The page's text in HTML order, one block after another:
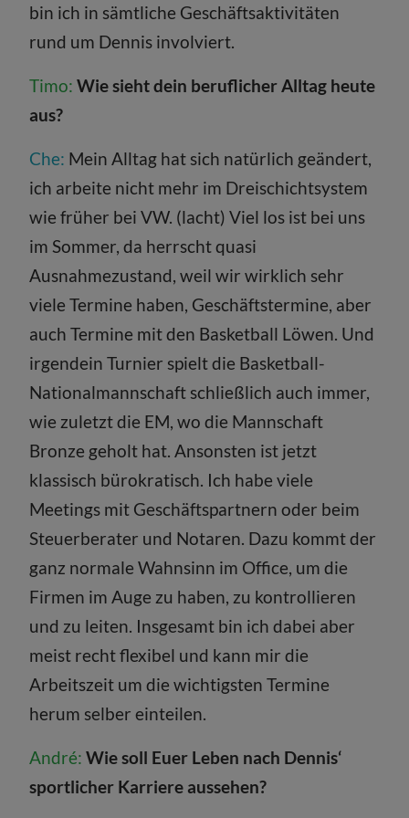
bin ich in sämtliche Geschäftsaktivitäten
rund um Dennis involviert.
Timo:Wie sieht dein beruflicher Alltag heute
aus?
Che: Mein Alltag hat sich natürlich geändert,
ich arbeite nicht mehr im Dreischichtsystem
wie früher bei VW. (lacht) Viel los ist bei uns
im Sommer, da herrscht quasi
Ausnahmezustand, weil wir wirklich sehr
viele Termine haben, Geschäftstermine, aber
auch Termine mit den Basketball Löwen. Und
irgendein Turnier spielt die Basketball-
Nationalmannschaft schließlich auch immer,
wie zuletzt die EM, wo die Mannschaft
Bronze geholt hat. Ansonsten ist jetzt
klassisch bürokratisch. Ich habe viele
Meetings mit Geschäftspartnern oder beim
Steuerberater und Notaren. Dazu kommt der
ganz normale Wahnsinn im Office, um die
Firmen im Auge zu haben, zu kontrollieren
und zu leiten. Insgesamt bin ich dabei aber
meist recht flexibel und kann mir die
Arbeitszeit um die wichtigsten Termine
herum selber einteilen.
André:Wie soll Euer Leben nach Dennis‘
sportlicher Karriere aussehen?